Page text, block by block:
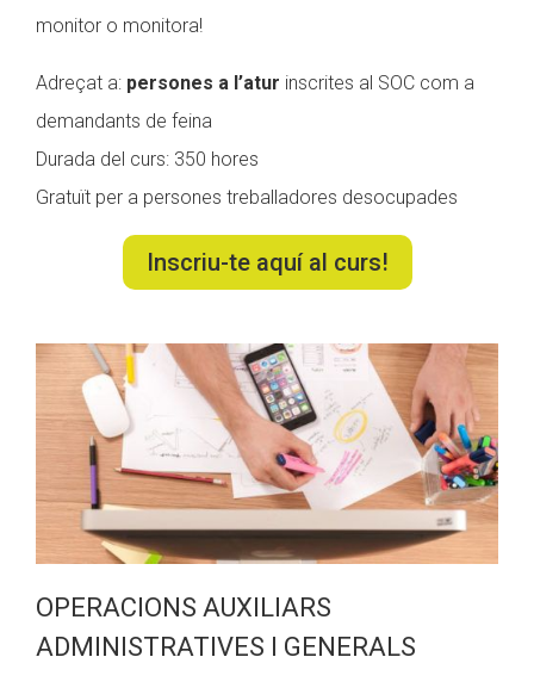
monitor o monitora!
Adreçat a: persones a l’atur inscrites al SOC com a
demandants de feina
Durada del curs: 350 hores
Gratuït per a persones treballadores desocupades
Inscriu-te aquí al curs!
OPERACIONS AUXILIARS
ADMINISTRATIVES I GENERALS